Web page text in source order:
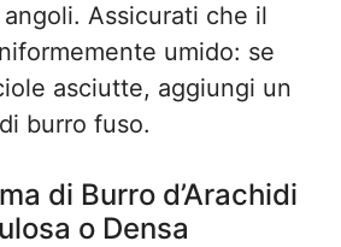
Assicurati che il
umido: se
asciutte, aggiungi un
burro fuso.
di Burro d’Arachidi
o Densa